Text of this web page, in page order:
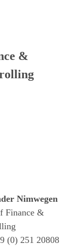
&
Nimwegen
Finance &
(0) 251 20808